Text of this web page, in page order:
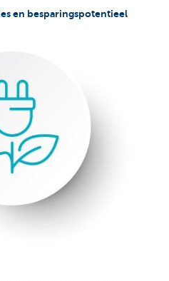
en besparingspotentieel